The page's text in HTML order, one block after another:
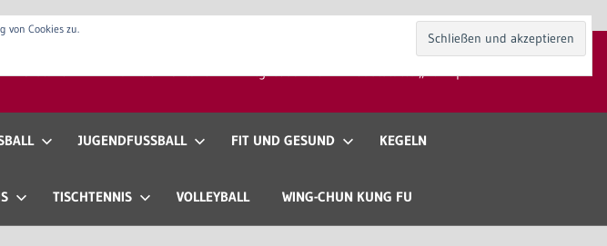
Vorstand Anfahrt & Kontakt Mitgliedschaft Gaststätte „Zur Spieli“
JUGENDFUSSBALL FIT UND GESUND KEGELN
TISCHTENNIS VOLLEYBALL WING-CHUN KUNG FU
von Cookies zu.